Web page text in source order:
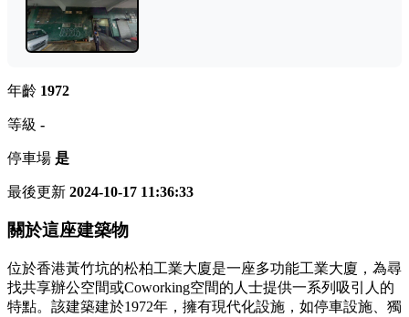
年齡 1972
等級 -
停車場 是
最後更新 2024-10-17 11:36:33
關於這座建築物
位於香港黃竹坑的松柏工業大廈是一座多功能工業大廈，為尋
找共享辦公空間或Coworking空間的人士提供一系列吸引人的
特點。該建築建於1972年，擁有現代化設施，如停車設施、獨